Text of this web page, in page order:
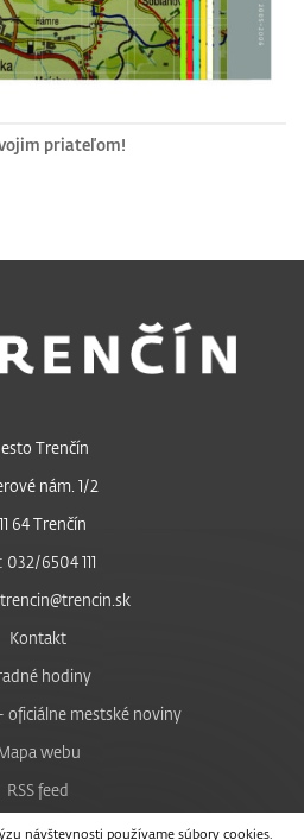
priateľom!
návštevnosti používame súbory cookies.
Trenčín
nám. 1/2
64 Trenčín
032/6504 111
Kontakt
hodiny
oficiálne mestské noviny
webu
RSS feed
cookies